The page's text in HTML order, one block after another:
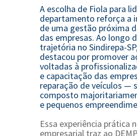
A escolha de Fiola para
departamento reforça a
de uma gestão próxima
das empresas. Ao longo
trajetória no Sindirepa-
destacou por promover
voltadas à
e capacitação das
reparação de veículos —
composto
e pequenos
Essa experiência prática
empresarial traz ao